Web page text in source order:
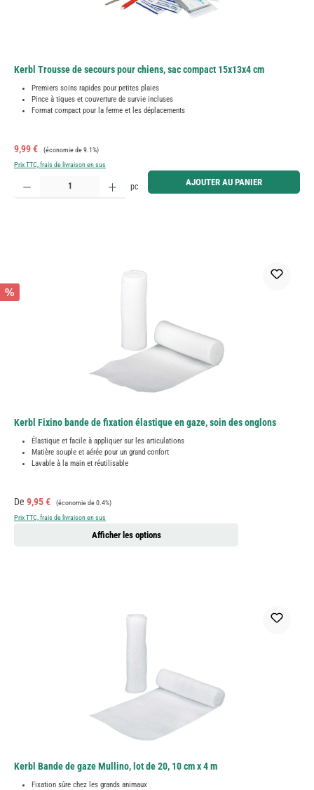
Kerbl Trousse de secours pour chiens, sac compact 15x13x4 cm
Premiers soins rapides pour petites plaies
Pince à tiques et couverture de survie incluses
Format compact pour la ferme et les déplacements
Prix de vente :
9,99 € Prix régulier :
(économie de 9.1%)
Prix TTC, frais de livraison en sus
Quantité de produit : Entrez la quantité souhaitée ou utilisez les boutons pour augmenter ou
pc AJOUTER AU PANIER
%
Kerbl Fixino bande de fixation élastique en gaze, soin des onglons
Élastique et facile à appliquer sur les articulations
Matière souple et aérée pour un grand confort
Lavable à la main et réutilisable
Prix de vente :
De 9,95 € Prix régulier :
(économie de 0.4%)
Prix TTC, frais de livraison en sus
Afficher les options
Kerbl Bande de gaze Mullino, lot de 20, 10 cm x 4 m
Fixation sûre chez les grands animaux